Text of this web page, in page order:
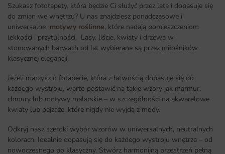
Szukasz fototapety, która będzie Ci służyć przez lata i dopasuje się
do zmian we wnętrzu? U nas znajdziesz ponadczasowe i
uniwersalne motywy roślinne, które nadają pomieszczeniom
lekkości i przytulności. Lasy, liście, kwiaty i drzewa w
stonowanych barwach od lat wybierane są przez miłośników
klasycznej elegancji.
Jeżeli marzysz o fotapecie, która z łatwością dopasuje się do
każdego wystroju, warto postawić na takie wzory jak marmur,
chmury lub motywy malarskie – w szczególności na akwarelowe
kwiaty lub pejzaże, które nigdy nie wyjdą z mody.
Odkryj nasz szeroki wybór wzorów w uniwersalnych, neutralnych
kolorach. Idealnie dopasują się do każdego wystroju wnętrza – od
nowoczesnego po klasyczny. Stwórz harmonijną przestrzeń pełną